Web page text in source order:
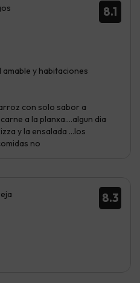
8.1
y habitaciones
con solo sabor a
a la planxa....algun dia
y la ensalada ...los
no
8.3